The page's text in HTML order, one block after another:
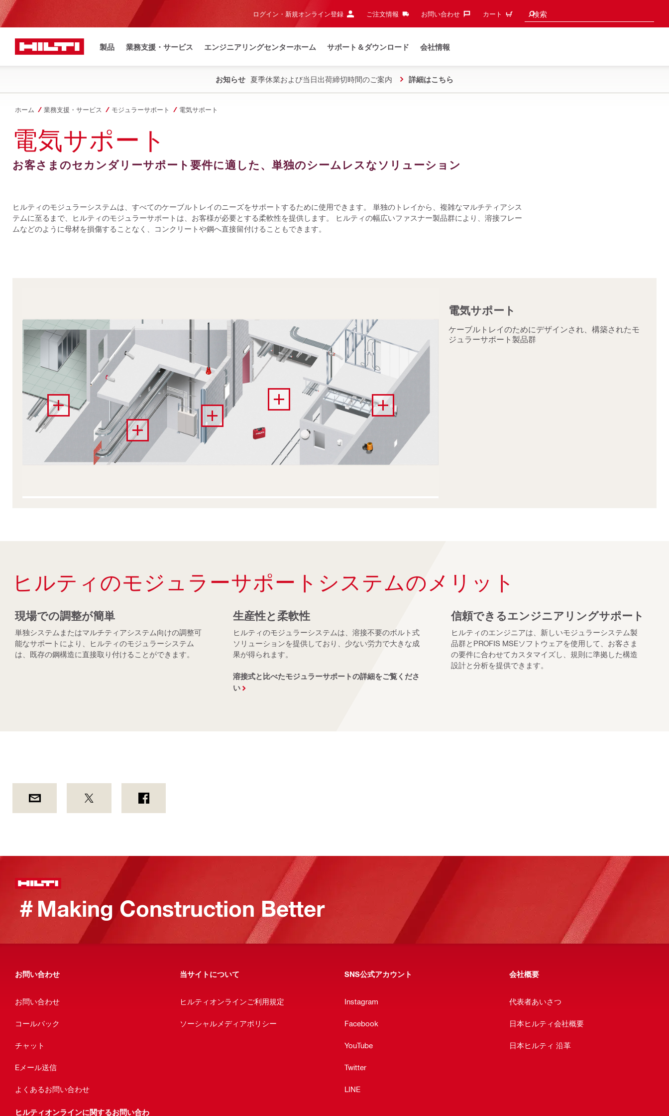
ログイン・新規オンライン登録 ご注文情報 お問い合わせ‎ カート 検索
検索候補
製品 業務支援・サービス エンジニアリングセンターホーム サポート＆ダウンロード 会社情報
お知らせ 夏季休業および当日出荷締切時間のご案内 詳細はこちら
ホーム 業務支援・サービス モジュラーサポート 電気サポート
電気サポート
お客さまのセカンダリーサポート要件に適した、単独のシームレスなソリューション
ヒルティのモジュラーシステムは、すべてのケーブルトレイのニーズをサポートするために使用できます。 単独のトレイから、複雑なマルチティアシス
テムに至るまで、ヒルティのモジュラーサポートは、お客様が必要とする柔軟性を提供します。 ヒルティの幅広いファスナー製品群により、溶接フレー
ムなどのように母材を損傷することなく、コンクリートや鋼へ直接留付けることもできます。
電気サポート
ケーブルトレイのためにデザインされ、構築されたモ
ジュラーサポート製品群
ヒルティのモジュラーサポートシステムのメリット
現場での調整が簡単
単独システムまたはマルチティアシステム向けの調整可
能なサポートにより、ヒルティのモジュラーシステム
は、既存の鋼構造に直接取り付けることができます。
生産性と柔軟性
ヒルティのモジュラーシステムは、溶接不要のボルト式
ソリューションを提供しており、少ない労力で大きな成
果が得られます。
溶接式と比べたモジュラーサポートの詳細をご覧くださ
い
信頼できるエンジニアリングサポート
ヒルティのエンジニアは、新しいモジュラーシステム製
品群とPROFIS MSEソフトウェアを使用して、お客さま
の要件に合わせてカスタマイズし、規則に準拠した構造
設計と分析を提供できます。
＃Making Construction Better
お問い合わせ
お問い合わせ
コールバック
チャット
Eメール送信
よくあるお問い合わせ
当サイトについて
ヒルティオンラインご利用規定
ソーシャルメディアポリシー
SNS公式アカウント
Instagram
Facebook
YouTube
Twitter
LINE
会社概要
代表者あいさつ
日本ヒルティ会社概要
日本ヒルティ 沿革
ヒルティオンラインに関するお問い合わ